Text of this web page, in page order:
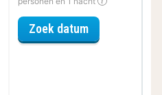
Zoek datumvoor